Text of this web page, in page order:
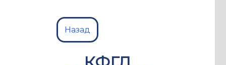
Назад